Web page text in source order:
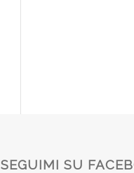
SEGUIMI SU